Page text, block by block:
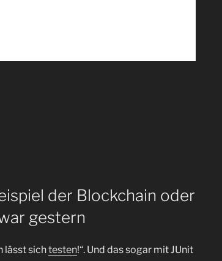
der Blockchain oder
gestern
lässt sichtesten!“. Und das sogar mit JUnit